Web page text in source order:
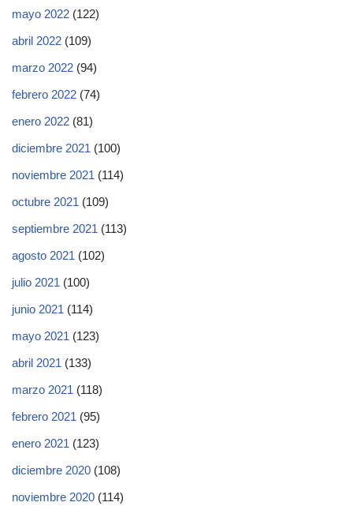
mayo 2022 (122)
abril 2022 (109)
marzo 2022 (94)
febrero 2022 (74)
enero 2022 (81)
diciembre 2021 (100)
noviembre 2021 (114)
octubre 2021 (109)
septiembre 2021 (113)
agosto 2021 (102)
julio 2021 (100)
junio 2021 (114)
mayo 2021 (123)
abril 2021 (133)
marzo 2021 (118)
febrero 2021 (95)
enero 2021 (123)
diciembre 2020 (108)
noviembre 2020 (114)